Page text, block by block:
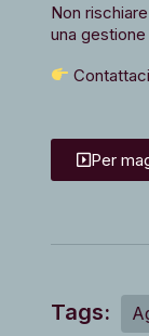
Non
una
Per
Tags: